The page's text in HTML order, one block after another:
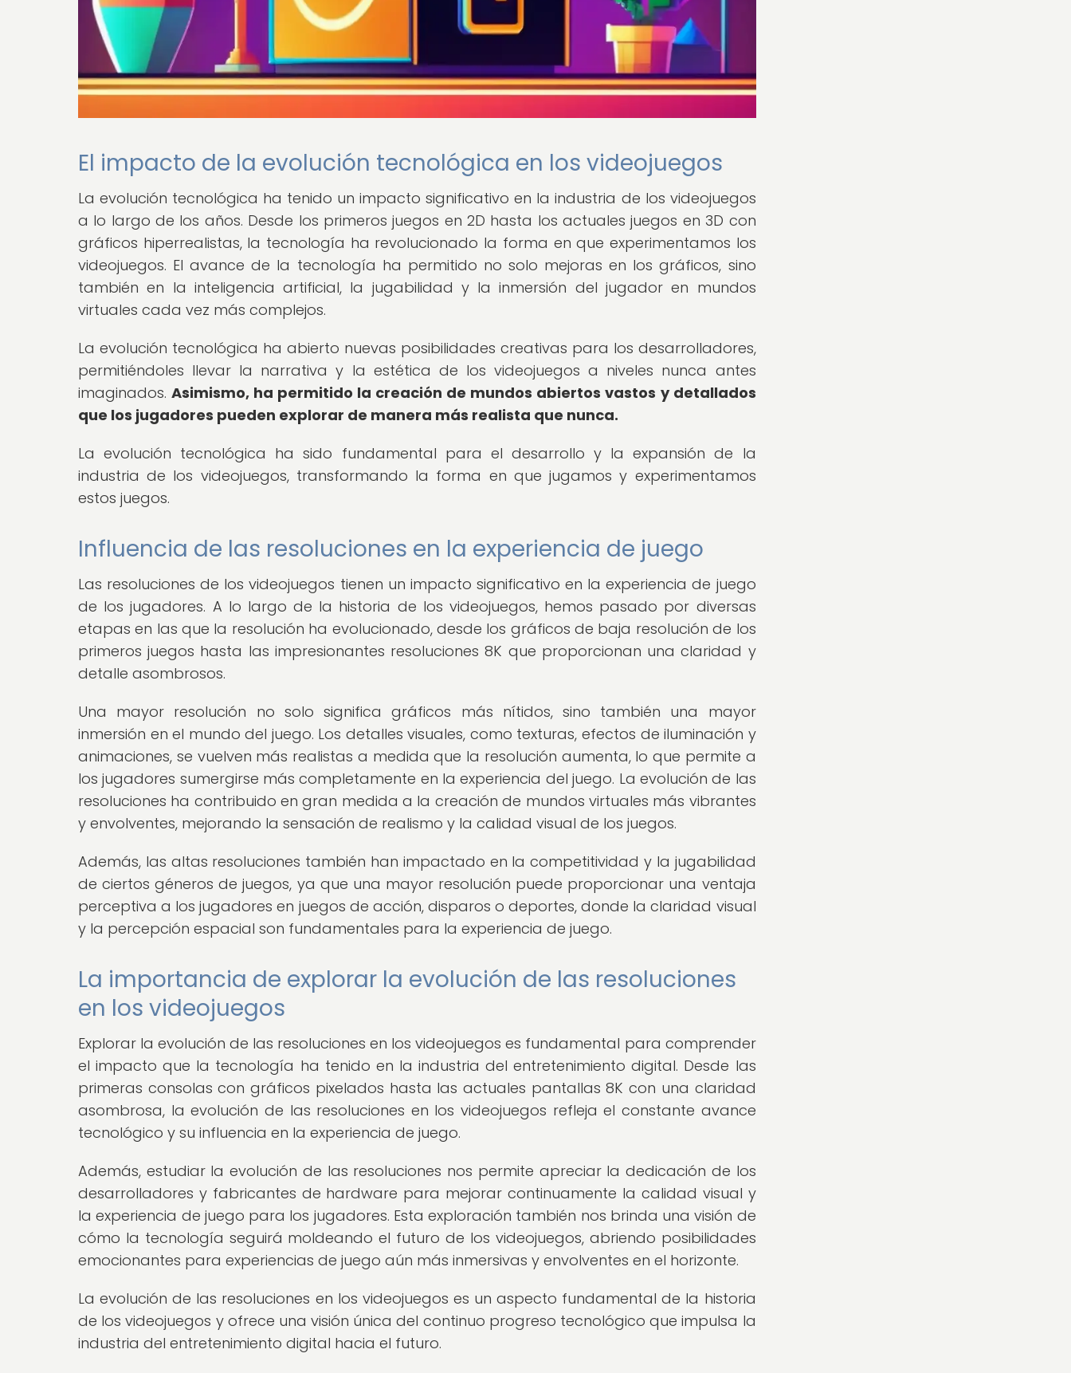
El impacto de la evolución tecnológica en los videojuegos
La evolución tecnológica ha tenido un impacto significativo en la industria de los videojuegos
a lo largo de los años. Desde los primeros juegos en 2D hasta los actuales juegos en 3D con
gráficos hiperrealistas, la tecnología ha revolucionado la forma en que experimentamos los
videojuegos. El avance de la tecnología ha permitido no solo mejoras en los gráficos, sino
también en la inteligencia artificial, la jugabilidad y la inmersión del jugador en mundos
virtuales cada vez más complejos.
La evolución tecnológica ha abierto nuevas posibilidades creativas para los desarrolladores,
permitiéndoles llevar la narrativa y la estética de los videojuegos a niveles nunca antes
imaginados.Asimismo, ha permitido la creación de mundos abiertos vastos y detallados
que los jugadores pueden explorar de manera más realista que nunca.
La evolución tecnológica ha sido fundamental para el desarrollo y la expansión de la
industria de los videojuegos, transformando la forma en que jugamos y experimentamos
estos juegos.
Influencia de las resoluciones en la experiencia de juego
Las resoluciones de los videojuegos tienen un impacto significativo en la experiencia de juego
de los jugadores. A lo largo de la historia de los videojuegos, hemos pasado por diversas
etapas en las que la resolución ha evolucionado, desde los gráficos de baja resolución de los
primeros juegos hasta las impresionantes resoluciones 8K que proporcionan una claridad y
detalle asombrosos.
Una mayor resolución no solo significa gráficos más nítidos, sino también una mayor
inmersión en el mundo del juego. Los detalles visuales, como texturas, efectos de iluminación y
animaciones, se vuelven más realistas a medida que la resolución aumenta, lo que permite a
los jugadores sumergirse más completamente en la experiencia del juego. La evolución de las
resoluciones ha contribuido en gran medida a la creación de mundos virtuales más vibrantes
y envolventes, mejorando la sensación de realismo y la calidad visual de los juegos.
Además, las altas resoluciones también han impactado en la competitividad y la jugabilidad
de ciertos géneros de juegos, ya que una mayor resolución puede proporcionar una ventaja
perceptiva a los jugadores en juegos de acción, disparos o deportes, donde la claridad visual
y la percepción espacial son fundamentales para la experiencia de juego.
La importancia de explorar la evolución de las resoluciones
en los videojuegos
Explorar la evolución de las resoluciones en los videojuegos es fundamental para comprender
el impacto que la tecnología ha tenido en la industria del entretenimiento digital. Desde las
primeras consolas con gráficos pixelados hasta las actuales pantallas 8K con una claridad
asombrosa, la evolución de las resoluciones en los videojuegos refleja el constante avance
tecnológico y su influencia en la experiencia de juego.
Además, estudiar la evolución de las resoluciones nos permite apreciar la dedicación de los
desarrolladores y fabricantes de hardware para mejorar continuamente la calidad visual y
la experiencia de juego para los jugadores. Esta exploración también nos brinda una visión de
cómo la tecnología seguirá moldeando el futuro de los videojuegos, abriendo posibilidades
emocionantes para experiencias de juego aún más inmersivas y envolventes en el horizonte.
La evolución de las resoluciones en los videojuegos es un aspecto fundamental de la historia
de los videojuegos y ofrece una visión única del continuo progreso tecnológico que impulsa la
industria del entretenimiento digital hacia el futuro.